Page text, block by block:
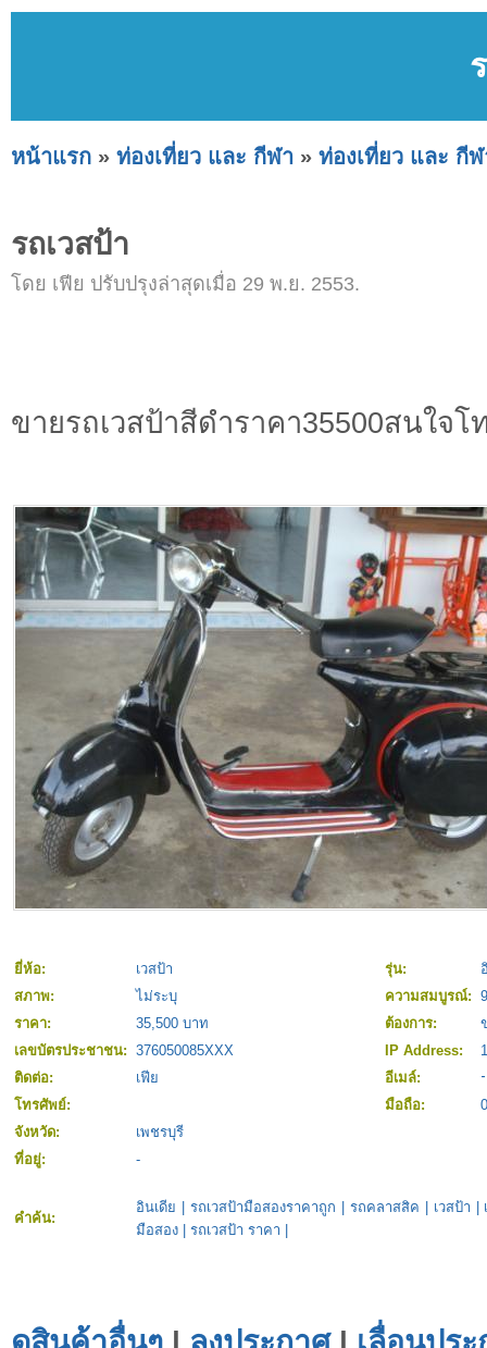
หน้าแรก » ท่องเที่ยว และ กีฬา » ท่องเที่ยว และ กี
รถเวสป้า
โดย เฟีย ปรับปรุงล่าสุดเมื่อ 29 พ.ย. 2553.
ขายรถเวสป้าสีดำราคา35500สนใจโ
ยี่ห้อ: เวสป้า รุ่น:
สภาพ:
ไม่ระบุ ความสมบูรณ์:
ราคา:
35,500 บาท ต้องการ:
เลขบัตรประชาชน: 376050085XXX IP Address:
ติดต่อ:
เฟีย
อีเมล์:
โทรศัพย์:
มือถือ:
จังหวัด:
เพชรบุรี
ที่อยู่:
-
คำค้น:
อินเดีย รถเวสป้ามือสองราคาถูก รถคลาสสิค เวสป้า
มือสอง
รถเวสป้า ราคา